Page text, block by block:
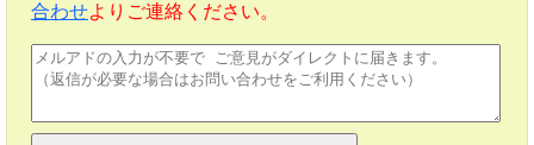
合わせよりご連絡ください。